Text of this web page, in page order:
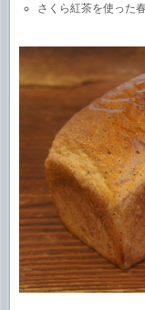
さくら紅茶を使った